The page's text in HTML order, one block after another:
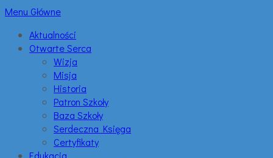
Menu Główne
Aktualności
Otwarte Serca
Wizja
Misja
Historia
Patron Szkoły
Baza Szkoły
Serdeczna Księga
Certyfikaty
Edukacja